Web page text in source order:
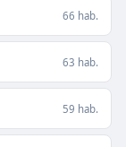
66 hab.
63 hab.
59 hab.